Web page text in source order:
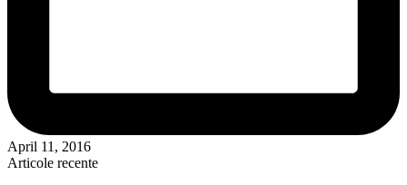
April 11, 2016
Articole recente